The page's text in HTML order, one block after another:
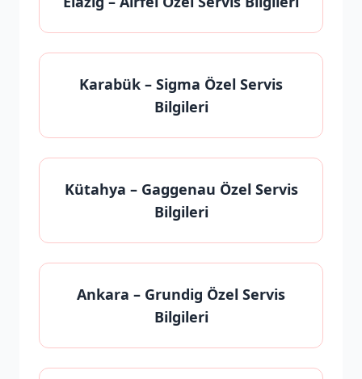
Karabük – Sigma Özel Servis
Bilgileri
Kütahya – Gaggenau Özel Servis
Bilgileri
Ankara – Grundig Özel Servis
Bilgileri